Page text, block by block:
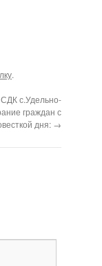
.
СДК с.Удельно-
граждан с
дня: →